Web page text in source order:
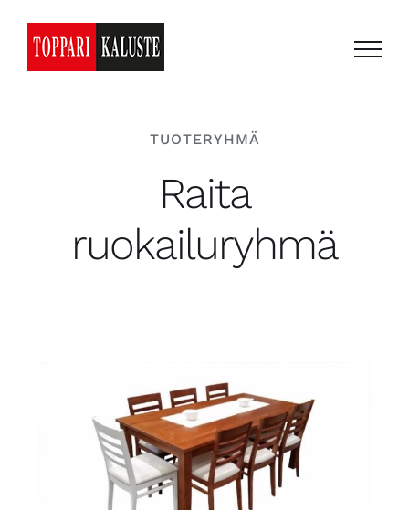
content
TUOTERYHMÄ
Raita
ruokailuryhmä